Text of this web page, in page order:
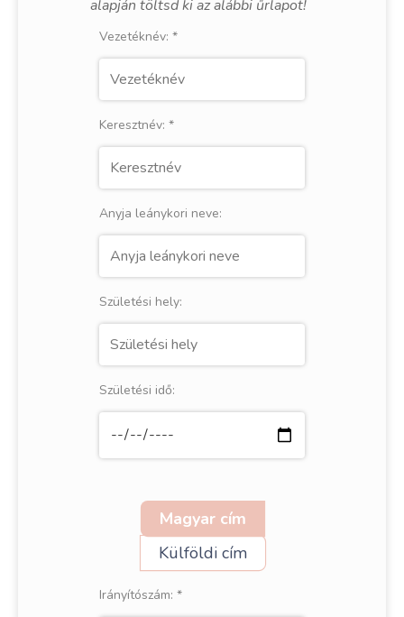
alapján töltsd ki az alábbi űrlapot!
Vezetéknév: *
Keresztnév: *
Anyja leánykori neve:
Születési hely:
Születési idő:
Magyar cím
Külföldi cím
Irányítószám: *